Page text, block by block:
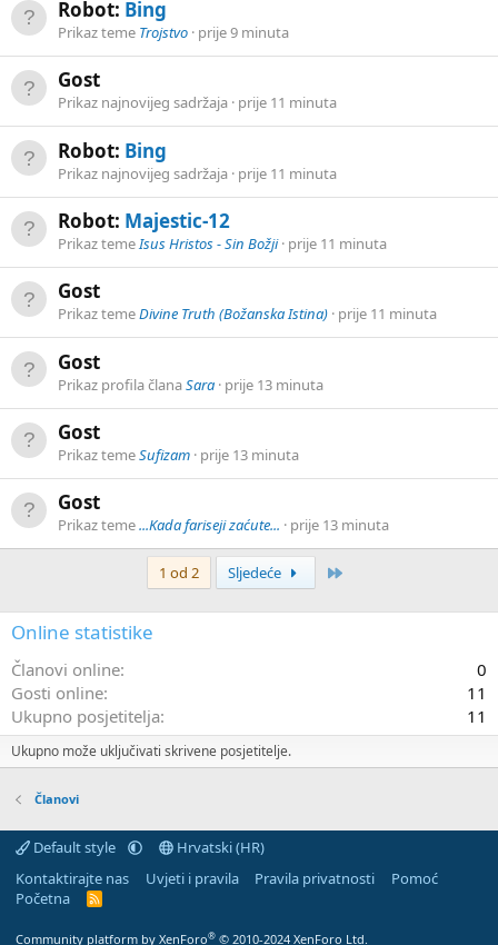
Robot: Bing
Prikaz teme Trojstvo prije 9 minuta
Gost
Prikaz najnovijeg sadržaja prije 11 minuta
Robot: Bing
Prikaz najnovijeg sadržaja prije 11 minuta
Robot: Majestic-12
Prikaz temeIsus Hristos - Sin Božji prije 11 minuta
Gost
Prikaz temeDivine Truth (Božanska Istina) prije 11 minuta
Gost
Prikaz profila članaSara prije 13 minuta
Gost
Prikaz temeSufizam prije 13 minuta
Gost
Prikaz teme...Kada fariseji zaćute... prije 13 minuta
1 od 2 Sljedeće
Online statistike
Članovi online
0
Gosti online
11
Ukupno posjetitelja
11
Ukupno može uključivati skrivene posjetitelje.
Članovi
Default style
Hrvatski (HR)
Kontaktirajte nas
Uvjeti i pravila Pravila privatnosti
Pomoć
Početna
R
Community platform by XenForo® © 2010-2024 XenForo Ltd.